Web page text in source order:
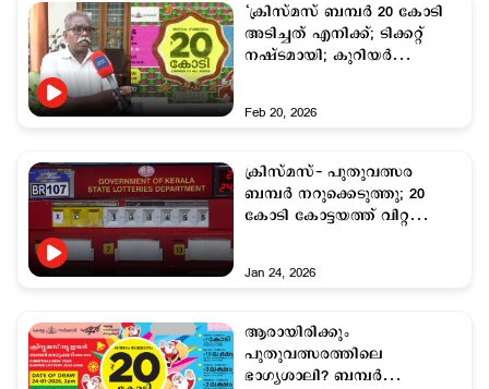
‘ക്രിസ്‌മസ് ബമ്പര്‍ 20 കോടി
അടിച്ചത് എനിക്ക്; ടിക്കറ്റ്
നഷ്ടമായി; കുറിയര്‍
Feb 20, 2026
ക്രിസ്മസ്- പുതുവത്സര
ബമ്പർ നറുക്കെടുത്തു; 20
കോടി കോട്ടയത്ത് വിറ്റ
Jan 24, 2026
ആരായിരിക്കും
പുതുവത്സരത്തിലെ
ഭാഗ്യശാലി? ബമ്പർ